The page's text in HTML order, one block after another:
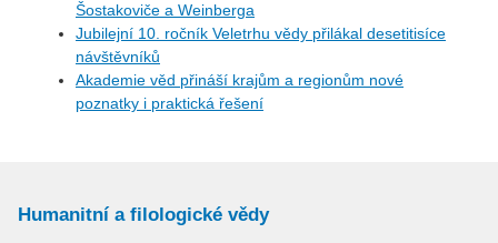
Šostakoviče a Weinberga
Jubilejní 10. ročník Veletrhu vědy přilákal desetitisíce
návštěvníků
Akademie věd přináší krajům a regionům nové
poznatky i praktická řešení
Humanitní a filologické vědy